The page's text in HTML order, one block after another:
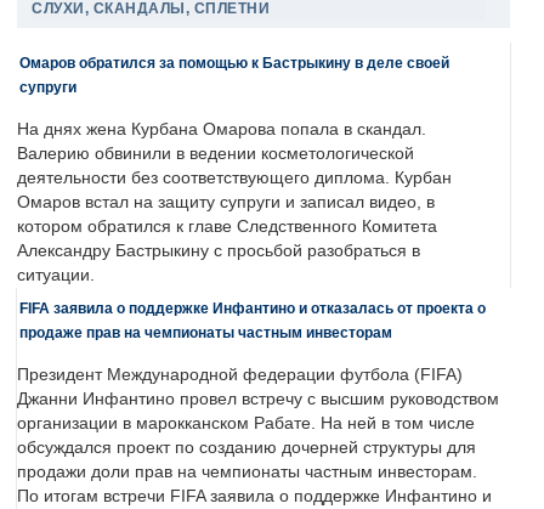
СЛУХИ, СКАНДАЛЫ, СПЛЕТНИ
Омаров обратился за помощью к Бастрыкину в деле своей
супруги
На днях жена Курбана Омарова попала в скандал.
Валерию обвинили в ведении косметологической
деятельности без соответствующего диплома. Курбан
Омаров встал на защиту супруги и записал видео, в
котором обратился к главе Следственного Комитета
Александру Бастрыкину с просьбой разобраться в
ситуации.
FIFA заявила о поддержке Инфантино и отказалась от проекта о
продаже прав на чемпионаты частным инвесторам
Президент Международной федерации футбола (FIFA)
Джанни Инфантино провел встречу с высшим руководством
организации в марокканском Рабате. На ней в том числе
обсуждался проект по созданию дочерней структуры для
продажи доли прав на чемпионаты частным инвесторам.
По итогам встречи FIFA заявила о поддержке Инфантино и